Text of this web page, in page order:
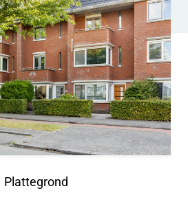
Plattegrond